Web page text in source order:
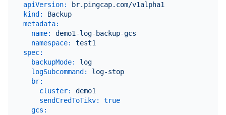
apiVersion:
br.pingcap.com/v1alpha1
kind:
Backup
metadata:
name:
demo1-log-backup-gcs
namespace:
test1
spec:
backupMode:
log
logSubcommand:
log-stop
br:
cluster:
demo1
sendCredToTikv:
true
gcs: